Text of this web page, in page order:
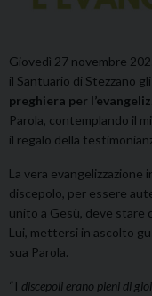
Giovedì 27 novembre
il Santuario di Stezzano
preghiera per
Parola, contemplando il
il regalo della
La vera evangelizzazione
discepolo, per essere
unito a Gesù, deve stare
Lui, mettersi in ascolto
sua Parola.
“I discepoli erano pieni di